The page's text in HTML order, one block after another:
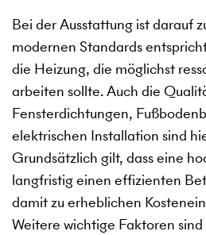
Bei der Ausstattung ist darauf
modernen Standards
die Heizung, die möglichst
arbeiten sollte. Auch die
Fensterdichtungen,
elektrischen Installation sind
Grundsätzlich gilt, dass eine
langfristig einen effizienten
damit zu erheblichen
Weitere wichtige Faktoren